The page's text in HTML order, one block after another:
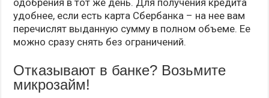
одобрения в тот же день. Для получения кредита
удобнее, если есть карта Сбербанка – на нее вам
перечислят выданную сумму в полном объеме. Ее
можно сразу снять без ограничений.
Отказывают в банке? Возьмите
микрозайм!